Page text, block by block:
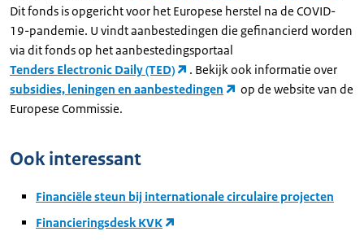
Dit fonds is opgericht voor het Europese herstel na de COVID-
19-pandemie. U vindt aanbestedingen die gefinancierd worden
via dit fonds op het aanbestedingsportaal
Tenders Electronic Daily (TED)
. Bekijk ook informatie over
subsidies, leningen en aanbestedingen
op de website van de
Europese Commissie.
Ook interessant
Financiële steun bij internationale circulaire projecten
Financieringsdesk KVK